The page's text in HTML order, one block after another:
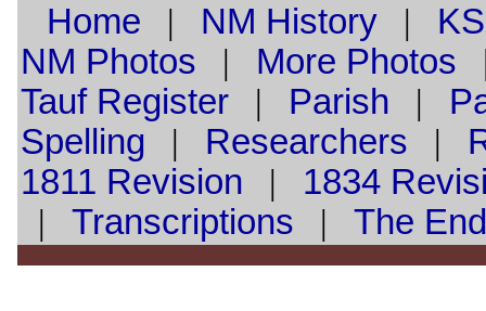
Home | NM History|
NM Photos | More Photos
TaufRegister| Parish |
Spelling | Researchers |
1811 Revision | 1834
| Transcriptions | The End